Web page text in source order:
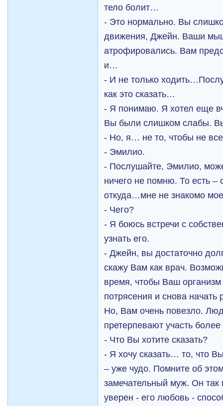
тело болит…
- Это нормально. Вы
движения, Джейн. Ваши
атрофировались. Вам
и…
- И не только
как это сказать…
- Я понимаю. Я хотел еще
Вы были слишком слабы.
- Но, я… не то, чтобы не
- Эмилио.
- Послушайте, Эмилио,
ничего не помню. То есть
откуда…мне не знакомо
- Чего?
- Я боюсь встречи с
узнать его.
- Джейн, вы достаточно
скажу Вам как врач.
время, чтобы Ваш организм
потрясения и снова
Но, Вам очень повезло.
претерпевают участь
- Что Вы хотите сказать?
- Я хочу сказать… то, что
– уже чудо. Помните об
замечательный муж. Он
уверен - его любовь -